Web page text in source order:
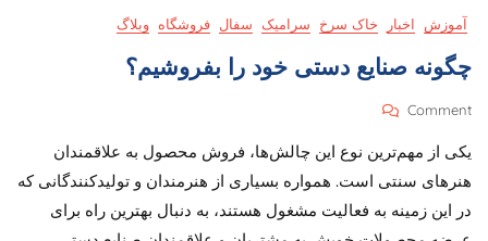
آموزش اخبار خاک سرخ سرامیک سفال فروشگاه وبلاگ
چگونه صنایع دستی خود را بفروشیم؟
Comment
On
صنایع
دستی
را
یکی از مهم‌ترین نوع این چالش‌‌ها، فروش محصول به علاقمندان
هنرهای سنتی است. همواره بسیاری از هنرمندان و تولیدکنندگانی که
در این زمینه به فعالیت مشغول هستند، به دنبال بهترین راه برای